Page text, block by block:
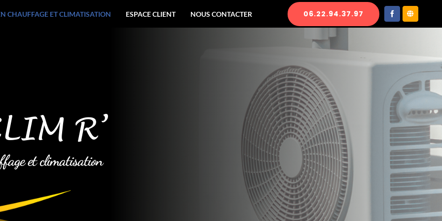
CHAUFFAGE ET CLIMATISATION ESPACE CLIENT NOUS CONTACTER 06.22.94.37.97
R’
et climatisation